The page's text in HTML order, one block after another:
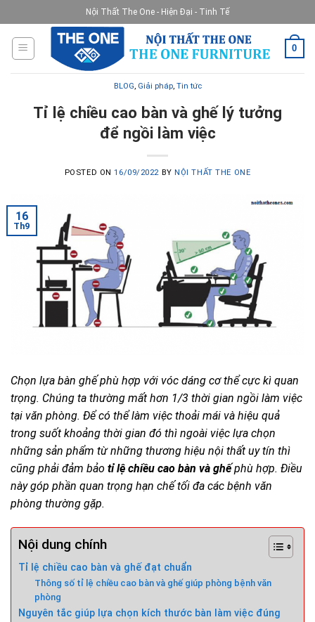
to
content
Nội Thất The One - Hiện Đại - Tinh Tế
0
BLOG, Giải pháp, Tin tức
Tỉ lệ chiều cao bàn và ghế lý tưởng
để ngồi làm việc
POSTED ON16/09/2022 BY NỘI THẤT THE ONE
16
Th9
Chọn lựa bàn ghế phù hợp với vóc dáng cơ thể cực kì quan
trọng. Chúng ta thường mất hơn 1/3 thời gian ngồi làm việc
tại văn phòng. Để có thể làm việc thoải mái và hiệu quả
trong suốt khoảng thời gian đó thì ngoài việc lựa chọn
những sản phẩm từ những thương hiệu nội thất uy tín thì
cũng phải đảm bảo tỉ lệ chiều cao bàn và ghếphù hợp. Điều
này góp phần quan trọng hạn chế tối đa các bệnh văn
phòng thường gặp.
Nội dung chính
Tỉ lệ chiều cao bàn và ghế đạt chuẩn
Thông số tỉ lệ chiều cao bàn và ghế giúp phòng bệnh văn
phòng
Nguyên tắc giúp lựa chọn kích thước bàn làm việc đúng